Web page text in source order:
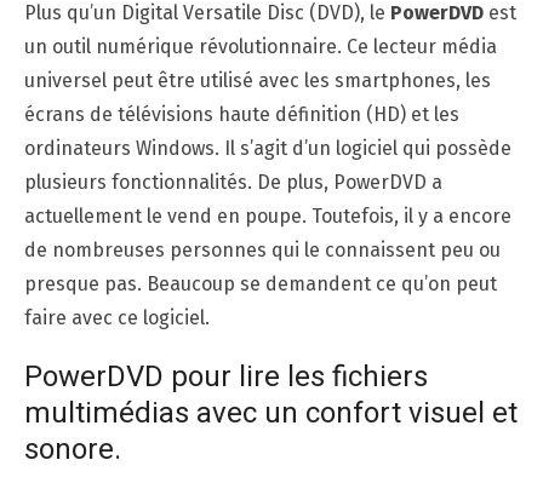
Plus qu’un Digital Versatile Disc (DVD), le PowerDVD est
un outil numérique révolutionnaire. Ce lecteur média
universel peut être utilisé avec les smartphones, les
écrans de télévisions haute définition (HD) et les
ordinateurs Windows. Il s’agit d’un logiciel qui possède
plusieurs fonctionnalités. De plus, PowerDVD a
actuellement le vend en poupe. Toutefois, il y a encore
de nombreuses personnes qui le connaissent peu ou
presque pas. Beaucoup se demandent ce qu’on peut
faire avec ce logiciel.
PowerDVD pour lire les fichiers
multimédias avec un confort visuel et
sonore.